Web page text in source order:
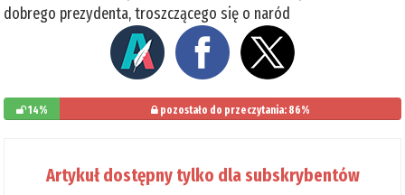
dobrego prezydenta, troszczącego się o naród
14% pozostało do przeczytania: 86%
Artykuł dostępny tylko dla subskrybentów